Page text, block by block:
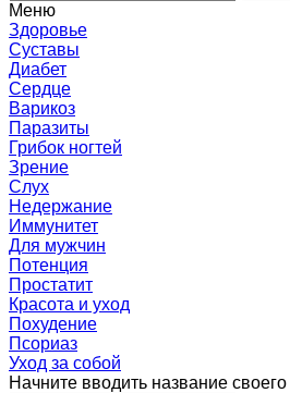
Меню
Здоровье
Суставы
Диабет
Сердце
Варикоз
Паразиты
Грибок ногтей
Зрение
Слух
Недержание
Иммунитет
Для мужчин
Потенция
Простатит
Красота и уход
Похудение
Псориаз
Уход за собой
Начните вводить название своего